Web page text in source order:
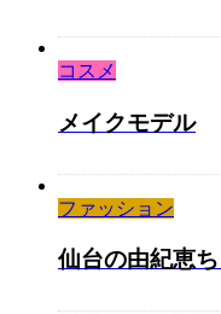
コスメ
メイクモデル
ファッション
仙台の由紀恵